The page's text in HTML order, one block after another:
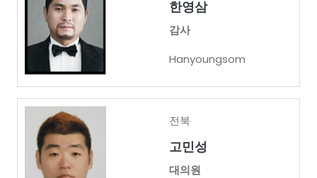
한영삼
감사
Hanyoungsom
전북
고민성
대의원